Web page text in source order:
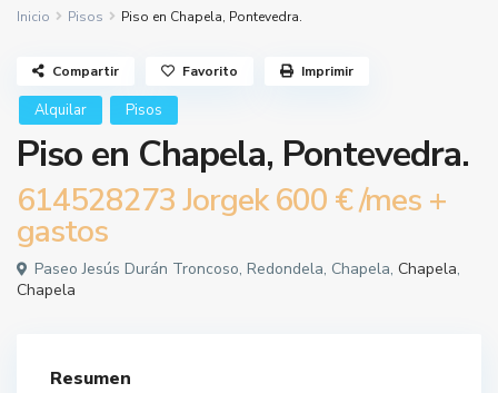
Inicio Pisos Piso en Chapela, Pontevedra.
Alquilar Pisos
Piso en Chapela, Pontevedra.
614528273 Jorgek600 €/mes +
gastos
Paseo Jesús Durán Troncoso, Redondela, Chapela, Chapela,
Chapela
Compartir Favorito Imprimir
Resumen